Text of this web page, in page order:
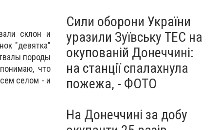
склон и
"девятка"
породы
что
селом - и
Сили оборони України
уразили Зуївську ТЕС на
окупованій Донеччині:
на станції спалахнула
пожежа, - ФОТО
На Донеччині за добу